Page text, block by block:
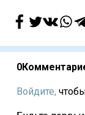
0
Войдите,